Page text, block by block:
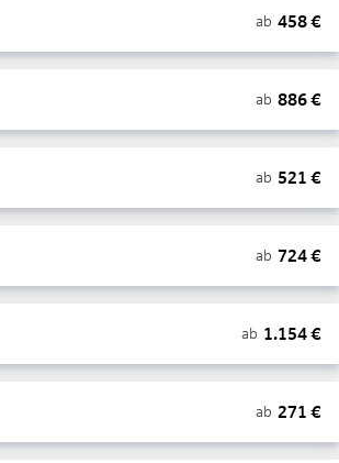
ab 458€
ab 886€
ab 521 €
ab 724€
ab 1.154€
ab 271 €